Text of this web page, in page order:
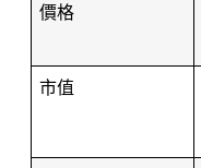
價格
市值